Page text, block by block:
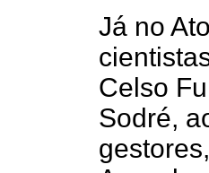
Já no
Celso
Sodré,